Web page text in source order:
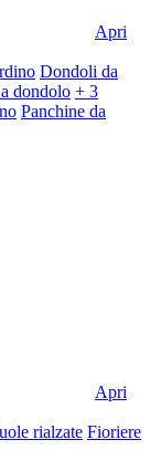
Apri
Dondoli da
dondolo + 3
Panchine da
Apri
rialzate Fioriere